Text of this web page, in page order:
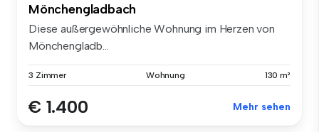
Mönchengladbach
Diese außergewöhnliche Wohnung im Herzen von
Mönchengladb...
3 Zimmer Wohnung 130 m²
€ 1.400 Mehr sehen